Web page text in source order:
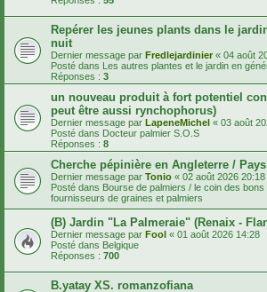
Repérer les jeunes plants dans le
nuit
Dernier message par Fredlejardinier « 04 août
Posté dans Les autres plantes et le jardin en
Réponses : 3
un nouveau produit à fort potentiel
peut être aussi rynchophorus)
Dernier message par LapeneMichel « 03 août
Posté dans Docteur palmier S.O.S
Réponses : 8
Cherche pépinière en Angleterre /
Dernier message par Tonio « 02 août 2026 20:18
Posté dans Bourse de palmiers / le coin des
fournisseurs de graines et palmiers
(B) Jardin "La Palmeraie" (Renaix -
Dernier message par Fool « 01 août 2026 14:28
Posté dans Belgique
Réponses : 700
B.yatay XS. romanzofiana